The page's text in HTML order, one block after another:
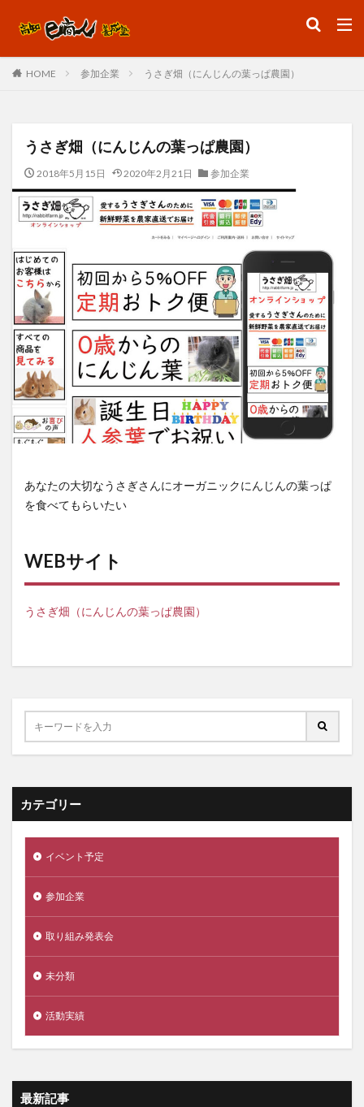
HOME 参加企業 うさぎ畑（にんじんの葉っぱ農園）
うさぎ畑（にんじんの葉っぱ農園）
2018年5月15日 2020年2月21日 参加企業
あなたの大切なうさぎさんにオーガニックにんじんの葉っぱ
を食べてもらいたい
WEBサイト
うさぎ畑（にんじんの葉っぱ農園）
カテゴリー
イベント予定
参加企業
取り組み発表会
未分類
活動実績
最新記事
検索